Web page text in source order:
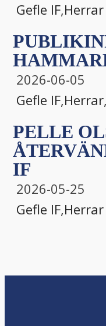
Gefle IF,Herrar
2026-06-05
Gefle IF,Herrar,
PELLE
IF
2026-05-25
Gefle IF,Herrar